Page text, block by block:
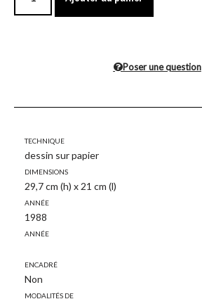
Poser une question
Technique
dessin sur papier
Dimensions
29,7 cm (h) x 21 cm (l)
Année
1988
Année
Encadré
Non
Modalités de